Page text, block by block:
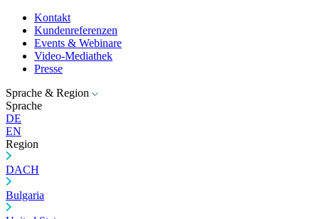
Kontakt
Kundenreferenzen
Events & Webinare
Video-Mediathek
Presse
Sprache & Region
Sprache
DE
EN
Region
DACH
Bulgaria